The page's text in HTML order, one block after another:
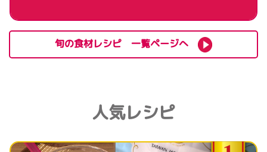
旬の食材レシピ 一覧ページへ
人気レシピ